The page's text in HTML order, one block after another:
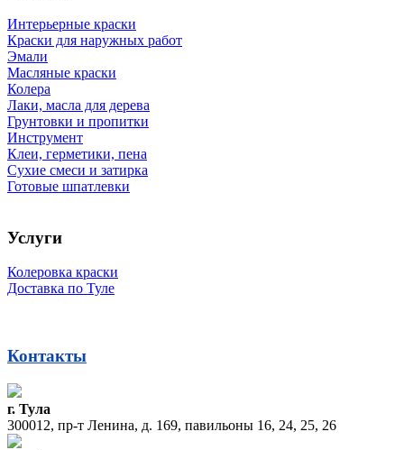
Интерьерные краски
Краски для наружных работ
Эмали
Масляные краски
Колера
Лаки, масла для дерева
Грунтовки и пропитки
Инструмент
Клеи, герметики, пена
Сухие смеси и затирка
Готовые шпатлевки
Услуги
Колеровка краски
Доставка по Туле
Контакты
г. Тула
300012, пр-т Ленина, д. 169, павильоны 16, 24, 25, 26